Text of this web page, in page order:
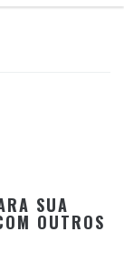
SUA
OUTROS